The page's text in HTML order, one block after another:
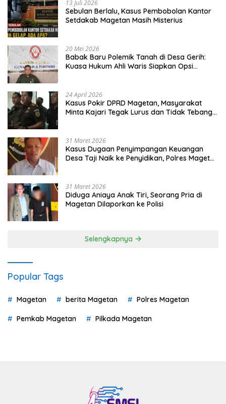
13 Juli 2026
Sebulan Berlalu, Kasus Pembobolan Kantor
Setdakab Magetan Masih Misterius
20 Mei 2026
Babak Baru Polemik Tanah di Desa Gerih:
Kuasa Hukum Ahli Waris Siapkan Opsi
24 April 2026
Kasus Pokir DPRD Magetan, Masyarakat
Minta Kajari Tegak Lurus dan Tidak Tebang
31 Maret 2026
Kasus Dugaan Penyimpangan Keuangan
Desa Taji Naik ke Penyidikan, Polres Magetan
31 Maret 2026
Diduga Aniaya Anak Tiri, Seorang Pria di
Magetan Dilaporkan ke Polisi
Selengkapnya
Popular Tags
Magetan berita Magetan Polres Magetan
Pemkab Magetan Pilkada Magetan